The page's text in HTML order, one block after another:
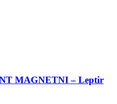
MAGNETNI – Leptir